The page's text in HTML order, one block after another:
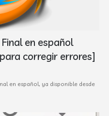
en español
corregir errores]
en español, ya disponible desde